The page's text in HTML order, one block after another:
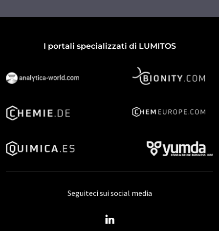
I portali specializzati di LUMITOS
Seguiteci sui social media